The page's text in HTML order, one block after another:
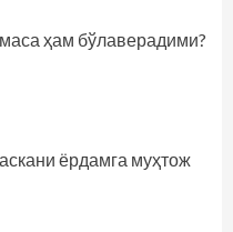
ҳам бўлаверадими?
ёрдамга муҳтож